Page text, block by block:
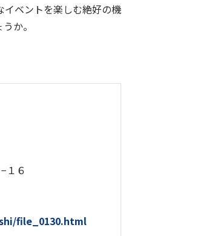
ベントを楽しむ絶好の機
か。
１６
file_0130.html